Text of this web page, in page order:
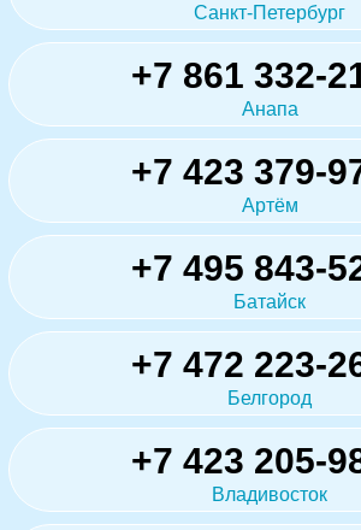
Санкт-Петербург
+7 861 332-
Анапа
+7 423 379-
Артём
+7 495 843-
Батайск
+7 472 223-
Белгород
+7 423 205-
Владивосток